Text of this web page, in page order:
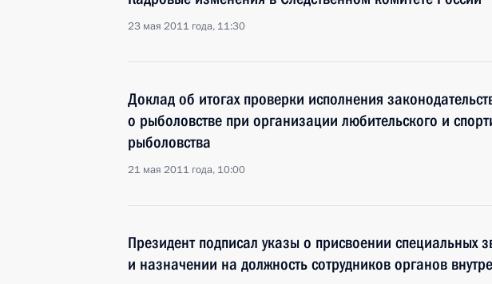
23 мая 2011 года, 11:30
Доклад об итогах проверки исполнения
о рыболовстве при организации любительского и
рыболовства
21 мая 2011 года, 10:00
Президент подписал указы о присвоении специальных
и назначении на должность сотрудников органов